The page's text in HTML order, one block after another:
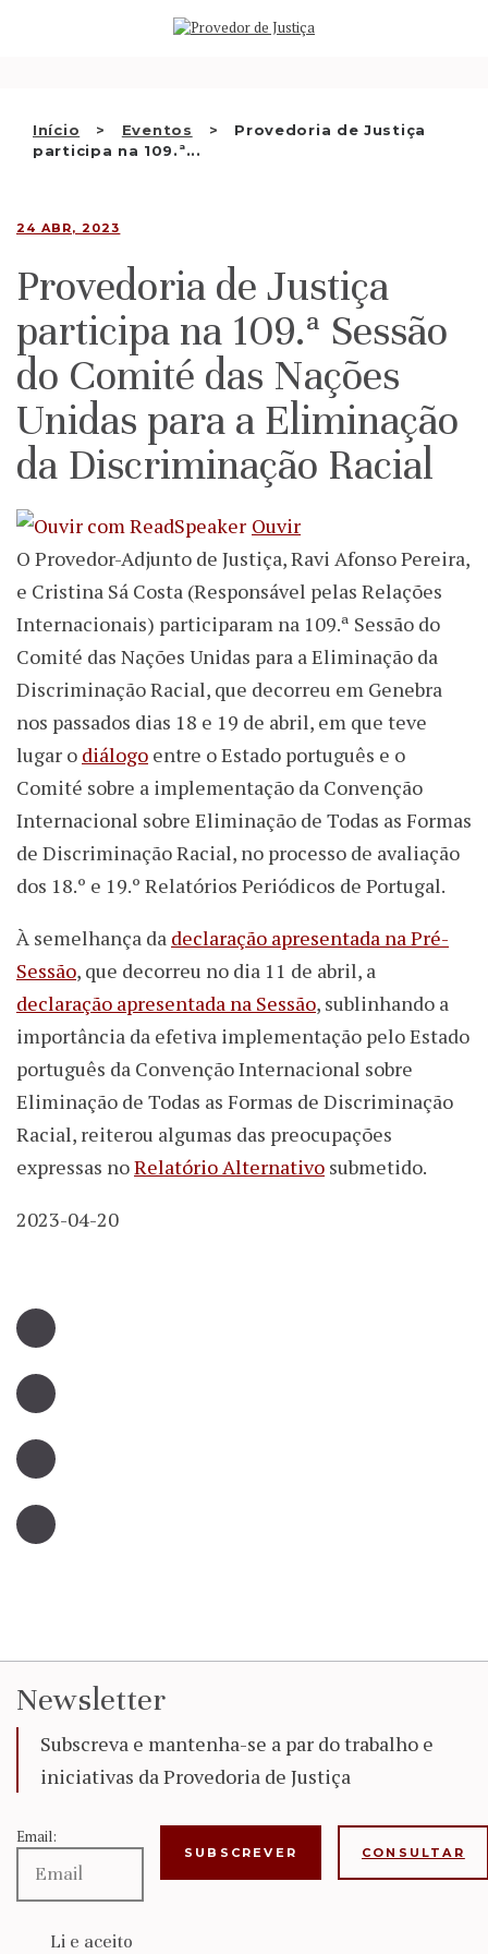
Início Eventos
Provedoria de Justiça
participa na 109.ª...
QUEM SOMOS
RECOMENDAÇÕES E OUTRAS
DECISÕES
PT
24 ABR, 2023
Provedoria de Justiça
participa na 109.ª Sessão
do Comité das Nações
Unidas para a Eliminação
da Discriminação Racial
Ouvir
O Provedor-Adjunto de Justiça, Ravi Afonso Pereira,
e Cristina Sá Costa (Responsável pelas Relações
Internacionais) participaram na 109.ª Sessão do
Comité das Nações Unidas para a Eliminação da
Discriminação Racial, que decorreu em Genebra
nos passados dias 18 e 19 de abril, em que teve
lugar o diálogo entre o Estado português e o
Comité sobre a implementação da Convenção
Internacional sobre Eliminação de Todas as Formas
de Discriminação Racial, no processo de avaliação
dos 18.º e 19.º Relatórios Periódicos de Portugal.
À semelhança da declaração apresentada na Pré-
Sessão, que decorreu no dia 11 de abril, a
declaração apresentada na Sessão, sublinhando a
importância da efetiva implementação pelo Estado
português da Convenção Internacional sobre
Eliminação de Todas as Formas de Discriminação
Racial, reiterou algumas das preocupações
expressas noRelatório Alternativo submetido.
2023-04-20
Newsletter
Subscreva e mantenha-se a par do trabalho e
iniciativas da Provedoria de Justiça
Email:
Li e aceito
CONSULTAR